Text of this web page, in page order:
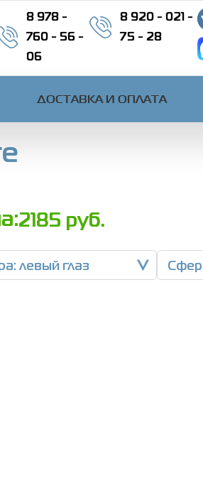
8 978 -
760 - 56 -
06
8 920 - 021 -
75 - 28
ДОСТАВКА И ОПЛАТА
2185 руб.